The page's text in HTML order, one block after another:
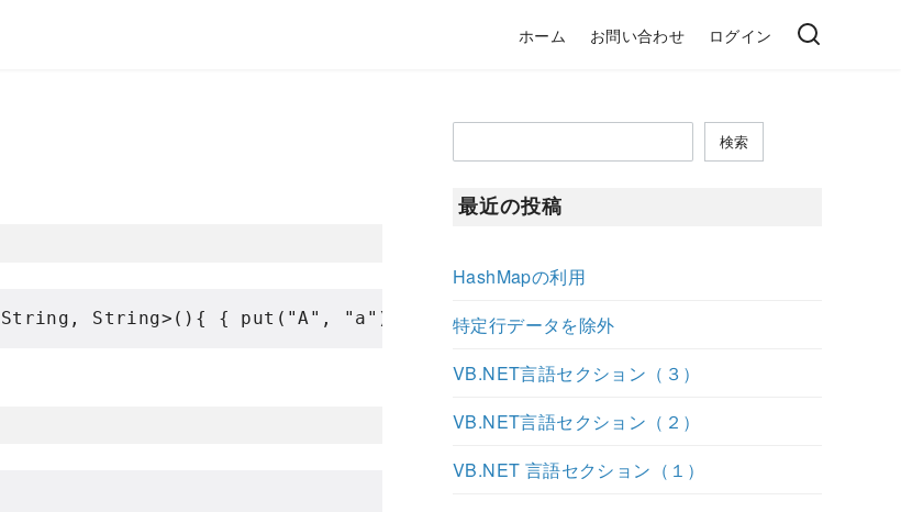
ホーム お問い合わせ ログイン
String , String>(){ { put ( "A" , "a" ); ("B", "b"); }};
検索
最近の投稿
HashMapの利用
特定行データを除外
VB.NET言語セクション（３）
VB.NET言語セクション（２）
VB.NET 言語セクション（１）